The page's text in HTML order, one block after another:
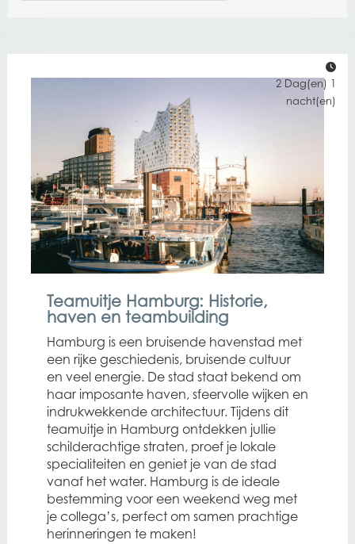
Teamuitje Hamburg: Historie,
haven en teambuilding
Hamburg is een bruisende havenstad met
een rijke geschiedenis, bruisende cultuur
en veel energie. De stad staat bekend om
haar imposante haven, sfeervolle wijken en
indrukwekkende architectuur. Tijdens dit
teamuitje in Hamburg ontdekken jullie
schilderachtige straten, proef je lokale
specialiteiten en geniet je van de stad
vanaf het water. Hamburg is de ideale
bestemming voor een weekend weg met
je collega’s, perfect om samen prachtige
herinneringen te maken!
2 Dag(en) 1
nacht(en)